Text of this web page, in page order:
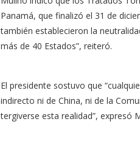
Panamá, que finalizó el 31 de
también establecieron la
más de 40 Estados”, reiteró.
El presidente sostuvo que
indirecto ni de China, ni de la
tergiverse esta realidad”, expresó